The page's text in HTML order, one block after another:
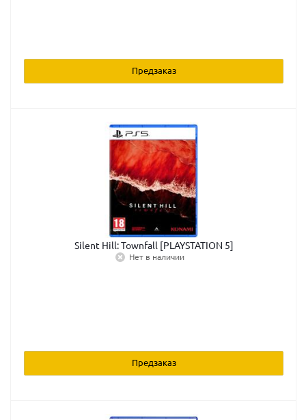
Предзаказ
Silent Hill: Townfall [PLAYSTATION 5]
Нет в наличии
Предзаказ